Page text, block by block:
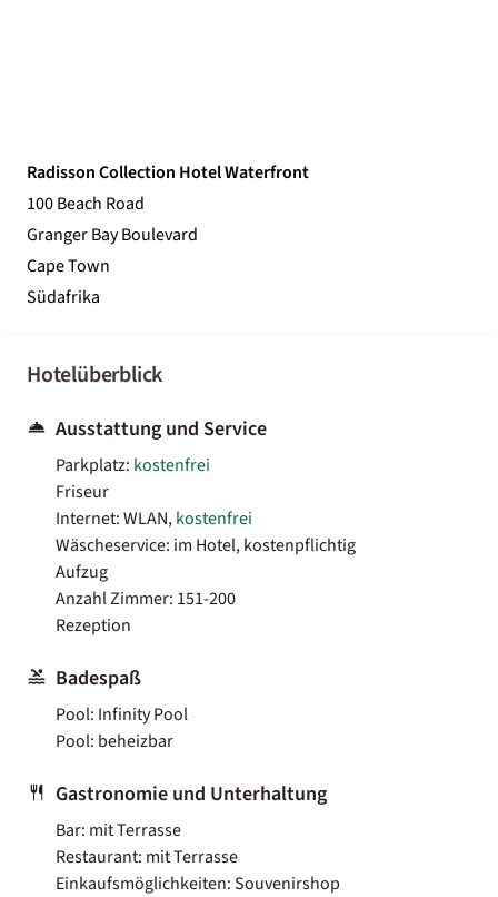
Radisson Collection Hotel Waterfront
100 Beach Road
Granger Bay Boulevard
Cape Town
Südafrika
Hotelüberblick
Ausstattung und Service
Parkplatz: kostenfrei
Friseur
Internet: WLAN,kostenfrei
Wäscheservice: im Hotel, kostenpflichtig
Aufzug
Anzahl Zimmer: 151-200
Rezeption
Badespaß
Pool: Infinity Pool
Pool: beheizbar
Gastronomie und Unterhaltung
Bar: mit Terrasse
Restaurant: mit Terrasse
Einkaufsmöglichkeiten: Souvenirshop